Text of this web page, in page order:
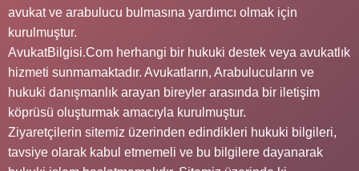
avukat ve arabulucu bulmasına yardımcı olmak için
kurulmuştur.
AvukatBilgisi.Com herhangi bir hukuki destek veya avukatlık
hizmeti sunmamaktadır. Avukatların, Arabulucuların ve
hukuki danışmanlık arayan bireyler arasında bir iletişim
köprüsü oluşturmak amacıyla kurulmuştur.
Ziyaretçilerin sitemiz üzerinden edindikleri hukuki bilgileri,
tavsiye olarak kabul etmemeli ve bu bilgilere dayanarak